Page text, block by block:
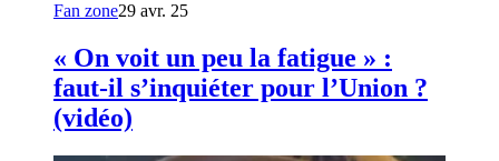
Fan zone29 avr. 25
« On voit un peu la fatigue » :
faut-il s’inquiéter pour l’Union ?
(vidéo)